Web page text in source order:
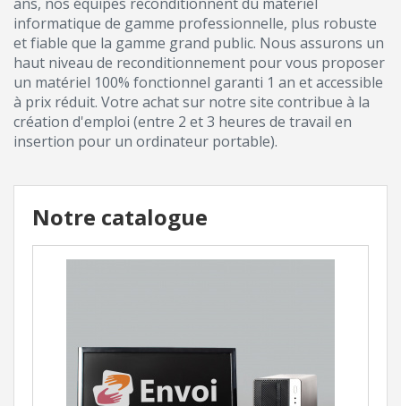
informatique de gamme professionnelle, plus robuste
et fiable que la gamme grand public. Nous assurons un
haut niveau de reconditionnement pour vous proposer
un matériel 100% fonctionnel garanti 1 an et accessible
à prix réduit. Votre achat sur notre site contribue à la
création d'emploi (entre 2 et 3 heures de travail en
insertion pour un ordinateur portable).
Notre catalogue